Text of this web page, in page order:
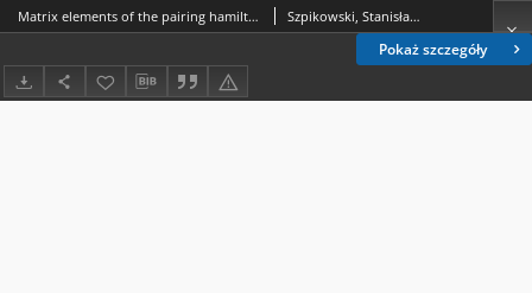
Pokaż szczegóły
Matrix elements of the pairing hamiltonian for the (λ,0) representation of the R5 group in the (n, T, Tₒ) basis = Elementy macierzowe hamiltonianu pairing dla reprezentacji grupy R5 w bazie (n, T, Tₒ) Szpikowski, Stanisław (1926-2015).; Mazur-Goebel, Anna.